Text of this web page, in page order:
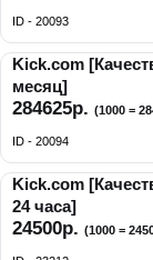
ID - 20093
Kick.com
месяц]
284625р. (1000 =
ID - 20094
Kick.com
24 часа]
24500р. (1000 =